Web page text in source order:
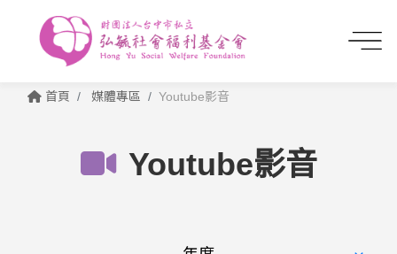
首頁 媒體專區 Youtube影音
Youtube影音